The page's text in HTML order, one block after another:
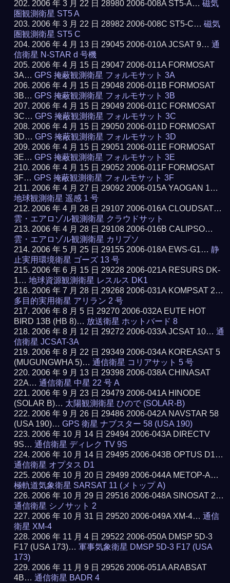
2006 年 3 月 22 日 28980 2006-008A ST5-A…磁気
圏観測衛星 ST5 A
2006 年 3 月 22 日 28982 2006-008C ST5-C…磁気
圏観測衛星 ST5 C
2006 年 4 月 13 日 29045 2006-010A JCSAT 9…通
信衛星 N-STAR d 号機
2006 年 4 月 15 日 29047 2006-011A FORMOSAT
3A…GPS 掩蔽観測衛星 フォルモサット 3A
2006 年 4 月 15 日 29048 2006-011B FORMOSAT
3B…GPS 掩蔽観測衛星 フォルモサット 3B
2006 年 4 月 15 日 29049 2006-011C FORMOSAT
3C…GPS 掩蔽観測衛星 フォルモサット 3C
2006 年 4 月 15 日 29050 2006-011D FORMOSAT
3D…GPS 掩蔽観測衛星 フォルモサット 3D
2006 年 4 月 15 日 29051 2006-011E FORMOSAT
3E…GPS 掩蔽観測衛星 フォルモサット 3E
2006 年 4 月 15 日 29052 2006-011F FORMOSAT
3F…GPS 掩蔽観測衛星 フォルモサット 3F
2006 年 4 月 27 日 29092 2006-015A YAOGAN 1…
地球観測衛星 遥感 1 号
2006 年 4 月 28 日 29107 2006-016A CLOUDSAT…
雲・エアロゾル観測衛星 クラウドサット
2006 年 4 月 28 日 29108 2006-016B CALIPSO…
雲・エアロゾル観測衛星 カリプソ
2006 年 5 月 25 日 29155 2006-018A EWS-G1…静
止実用環境衛星 ゴーズ 13 号
2006 年 6 月 15 日 29228 2006-021A RESURS DK-
1…地球資源観測衛星 レスルス DK1
2006 年 7 月 28 日 29268 2006-031A KOMPSAT 2…
多目的実用衛星 アリラン 2 号
2006 年 8 月 5 日 29270 2006-032A EUTE HOT
BIRD 13B (HB 8)… 放送衛星 ホットバード 8
2006 年 8 月 12 日 29272 2006-033A JCSAT 10…通
信衛星 JCSAT-3A
2006 年 8 月 22 日 29349 2006-034A KOREASAT 5
(MUGUNGWHA 5)…通信衛星 コリアサット 5 号
2006 年 9 月 13 日 29398 2006-038A CHINASAT
22A…通信衛星 中星 22 号 A
2006 年 9 月 23 日 29479 2006-041A HINODE
(SOLAR B)… 太陽観測衛星 ひので (SOLAR-B)
2006 年 9 月 26 日 29486 2006-042A NAVSTAR 58
(USA 190)…GPS 衛星 ナブスター 58 (USA 190)
2006 年 10 月 14 日 29494 2006-043A DIRECTV
9S…通信衛星 ディレク TV 9S
2006 年 10 月 14 日 29495 2006-043B OPTUS D1…
通信衛星 オプタス D1
2006 年 10 月 20 日 29499 2006-044A METOP-A…
極軌道気象衛星 SARSAT 11 (メトップ A)
2006 年 10 月 29 日 29516 2006-048A SINOSAT 2…
通信衛星 シノサット 2
2006 年 10 月 31 日 29520 2006-049A XM-4…通信
衛星 XM-4
2006 年 11 月 4 日 29522 2006-050A DMSP 5D-3
F17 (USA 173)…軍事気象衛星 DMSP 5D-3 F17 (USA
173)
2006 年 11 月 9 日 29526 2006-051A ARABSAT
4B…通信衛星 BADR 4